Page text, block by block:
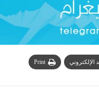
الإلكتروني Print